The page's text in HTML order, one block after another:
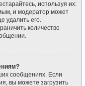
используя их:
и модератор может
удалить его.
количество
сообщениях. Если
вы можете загрузить